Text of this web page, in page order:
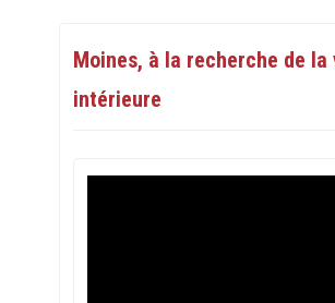
Moines, à la recherche de la
intérieure